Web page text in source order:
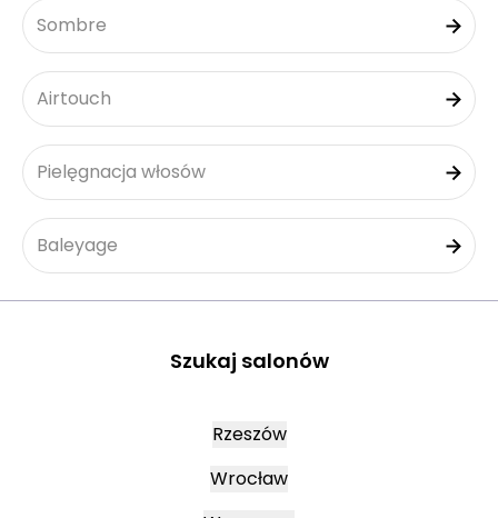
Sombre
Airtouch
Pielęgnacja włosów
Baleyage
Szukaj salonów
Rzeszów
Wrocław